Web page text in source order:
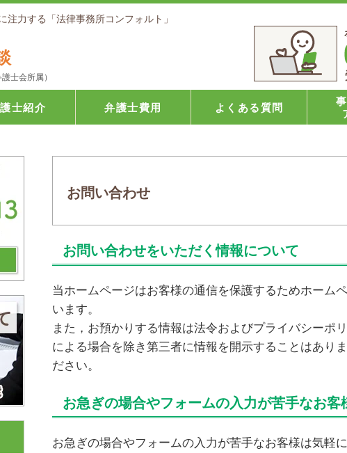
力する「法律事務所コンフォルト」
士会所属）
士紹介 弁護士費用 よくある質問
お問い合わせ
お問い合わせをいただく情報について
当ホームページはお客様の通信を保護するためホーム
います。
また，お預かりする情報は法令およびプライバシーポ
による場合を除き第三者に情報を開示することはあり
ださい。
お急ぎの場合やフォームの入力が苦手なお客
お急ぎの場合やフォームの入力が苦手なお客様は気軽